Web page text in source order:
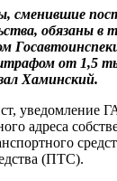
сменившие
обязаны в
от 1,5
Хаминский.
уведомление
адреса
(ПТС).